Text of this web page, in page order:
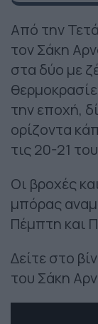
Από την
τον Σάκη
στα δύο με
την εποχή,
ορίζοντα
τις 20-21
Οι βροχές
μπόρας
Πέμπτη και
Δείτε στο
του Σάκη